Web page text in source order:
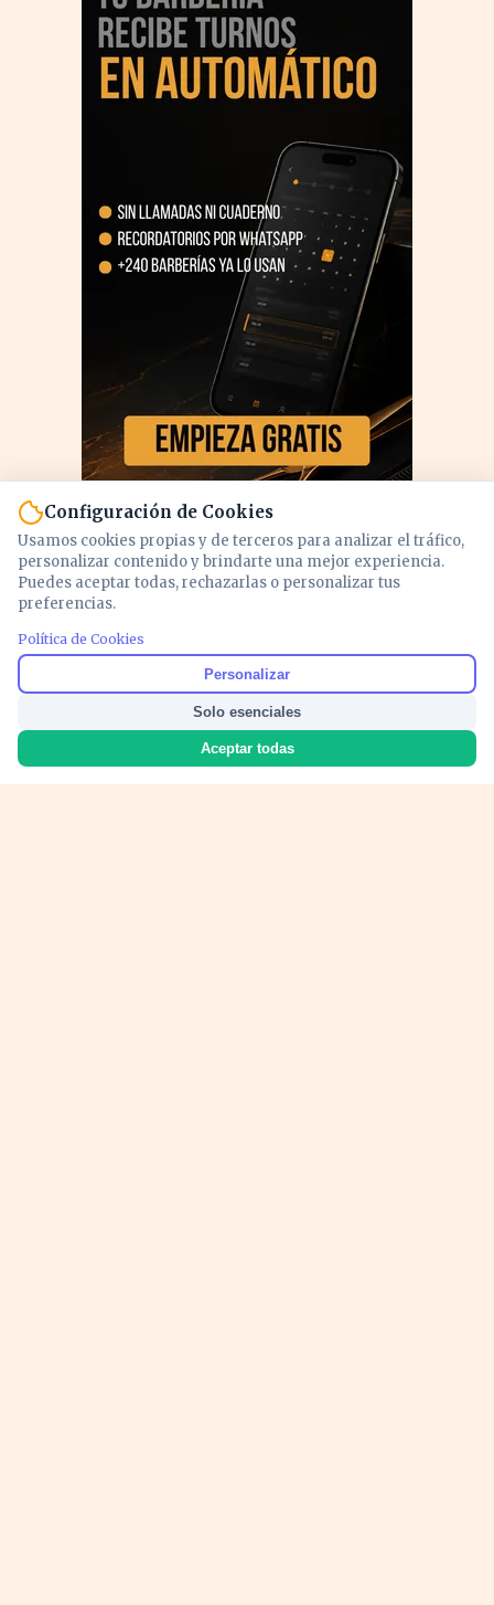
Configuración de Cookies
Usamos cookies propias y de terceros para analizar el tráfico,
personalizar contenido y brindarte una mejor experiencia.
Puedes aceptar todas, rechazarlas o personalizar tus
preferencias.
Política de Cookies
Personalizar
Solo esenciales
Aceptar todas